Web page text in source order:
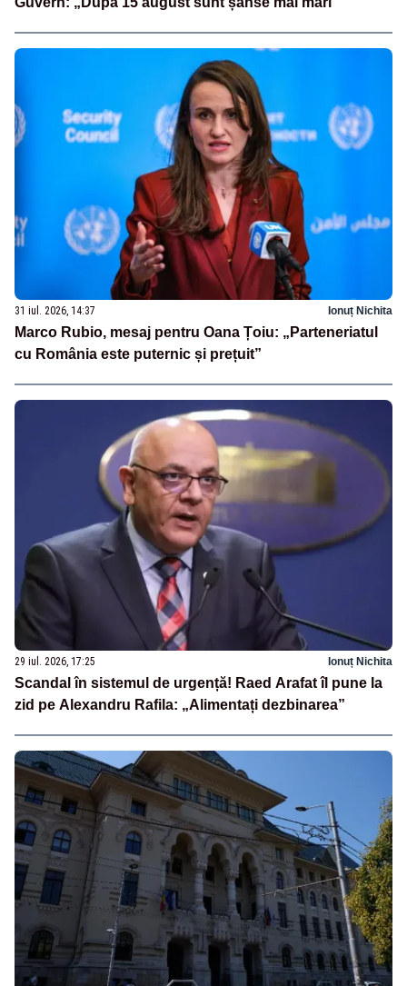
31 iul. 2026, 14:37 Ionuț Nichita
Marco Rubio, mesaj pentru Oana Țoiu: „Parteneriatul
cu România este puternic și prețuit”
29 iul. 2026, 17:25 Ionuț Nichita
Scandal în sistemul de urgență! Raed Arafat îl pune la
zid pe Alexandru Rafila: „Alimentați dezbinarea”